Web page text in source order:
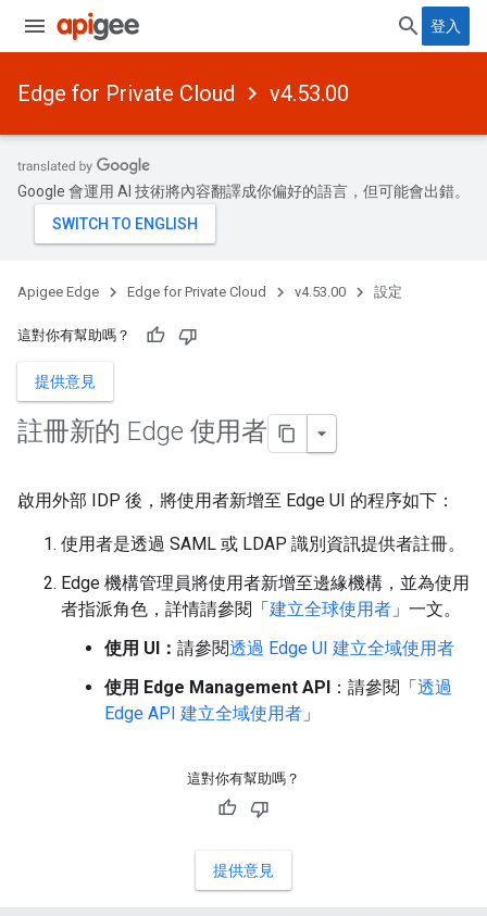
登入
Edge for Private Cloud v4.53.00
Google 會運用 AI 技術將內容翻譯成你偏好的語言，但可能會出錯。
Apigee Edge Edge for Private Cloud v4.53.00 設定
這對你有幫助嗎？
提供意見
註冊新的 Edge 使用者
啟用外部 IDP 後，將使用者新增至 Edge UI 的程序如下：
使用者是透過 SAML 或 LDAP 識別資訊提供者註冊。
Edge 機構管理員將使用者新增至邊緣機構，並為使用
者指派角色，詳情請參閱「建立全球使用者 」一文。
使用 UI： 請參閱透過 Edge UI 建立全域使用者
使用 Edge Management API ：請參閱「透過
Edge API 建立全域使用者 」
這對你有幫助嗎？
提供意見